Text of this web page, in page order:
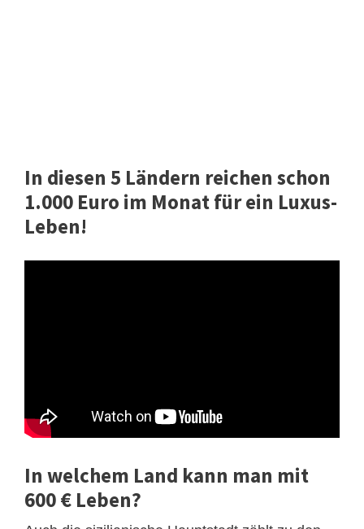
In diesen 5 Ländern reichen schon
1.000 Euro im Monat für ein Luxus-
Leben!
In welchem Land kann man mit
600 € Leben?